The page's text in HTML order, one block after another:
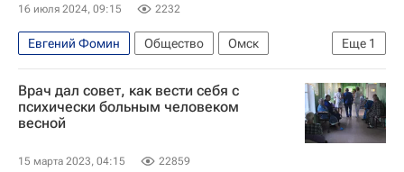
16 июля 2024, 09:15 2232
Еще 1
Евгений Фомин Общество
Омск
Федеральное агентство по управлению государственным имуществом (Росимущество)
Врач дал совет, как вести себя с
психически больным человеком
весной
15 марта 2023, 04:15 22859